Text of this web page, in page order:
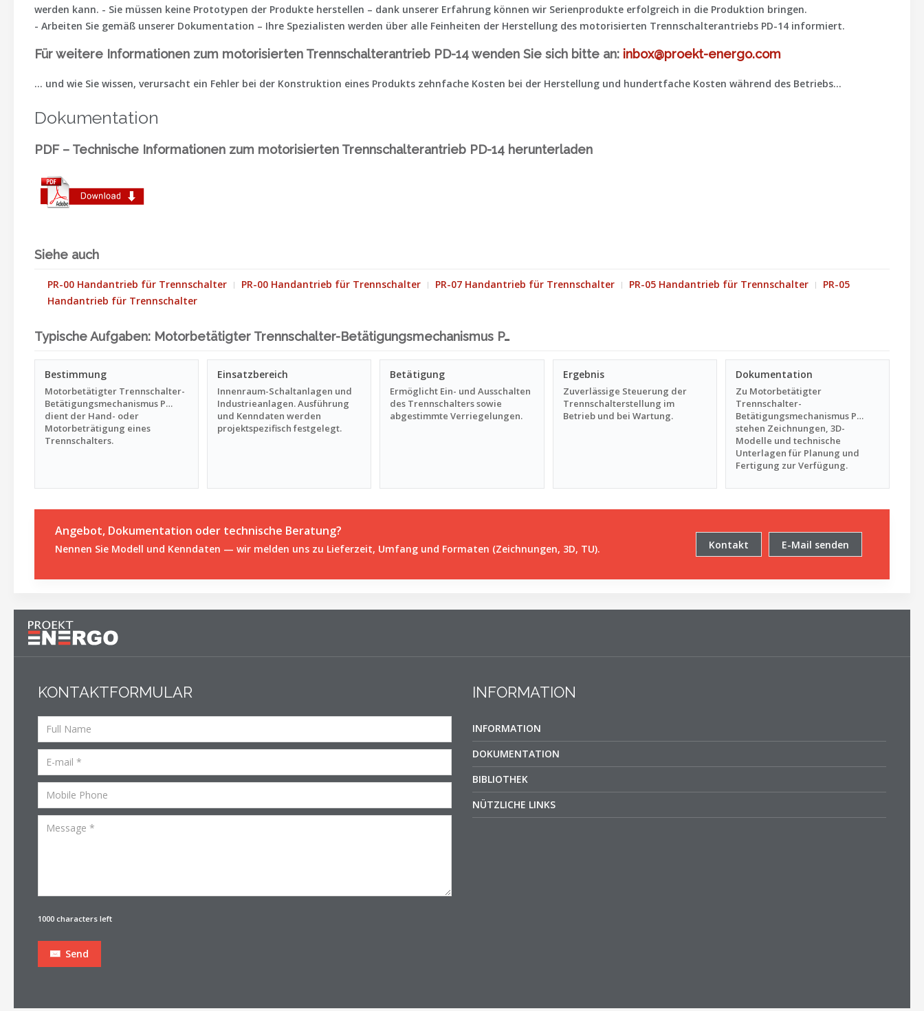
werden kann. - Sie müssen keine Prototypen der Produkte herstellen – dank unserer Erfahrung können wir Serienprodukte erfolgreich in die Produktion bringen.
- Arbeiten Sie gemäß unserer Dokumentation – Ihre Spezialisten werden über alle Feinheiten der Herstellung des motorisierten Trennschalterantriebs PD-14 informiert.
Für weitere Informationen zum motorisierten Trennschalterantrieb PD-14 wenden Sie sich bitte an: inbox@proekt-energo.com
... und wie Sie wissen, verursacht ein Fehler bei der Konstruktion eines Produkts zehnfache Kosten bei der Herstellung und hundertfache Kosten während des Betriebs...
Dokumentation
PDF – Technische Informationen zum motorisierten Trennschalterantrieb PD-14 herunterladen
Siehe auch
PR-00 Handantrieb für Trennschalter PR-00 Handantrieb für Trennschalter PR-07 Handantrieb für Trennschalter PR-05 Handantrieb für Trennschalter
PR-05
Handantrieb für Trennschalter
Typische Aufgaben: Motorbetätigter Trennschalter-Betätigungsmechanismus P…
Bestimmung
Motorbetätigter Trennschalter-
Betätigungsmechanismus P…
dient der Hand- oder
Motorbeträtigung eines
Trennschalters.
Einsatzbereich
Innenraum-Schaltanlagen und
Industrieanlagen. Ausführung
und Kenndaten werden
projektspezifisch festgelegt.
Betätigung
Ermöglicht Ein- und Ausschalten
des Trennschalters sowie
abgestimmte Verriegelungen.
Ergebnis
Zuverlässige Steuerung der
Trennschalterstellung im
Betrieb und bei Wartung.
Dokumentation
Zu Motorbetätigter
Trennschalter-
Betätigungsmechanismus P…
stehen Zeichnungen, 3D-
Modelle und technische
Unterlagen für Planung und
Fertigung zur Verfügung.
Angebot, Dokumentation oder technische Beratung?
Nennen Sie Modell und Kenndaten — wir melden uns zu Lieferzeit, Umfang und Formaten (Zeichnungen, 3D, TU). Kontakt E-Mail senden
KONTAKTFORMULAR
1000 characters left
Send
INFORMATION
INFORMATION
DOKUMENTATION
BIBLIOTHEK
NÜTZLICHE LINKS